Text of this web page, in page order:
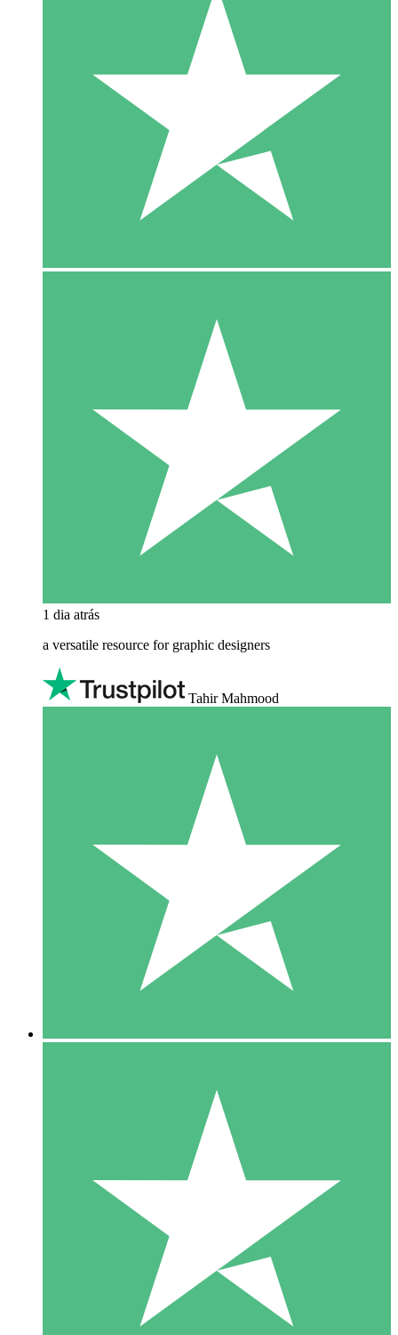
1 dia atrás
a versatile resource for graphic designers
Tahir Mahmood